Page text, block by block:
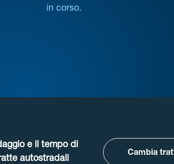
in corso.
e il tempo di
autostradali
Cambia